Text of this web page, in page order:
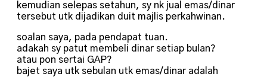
kemudian selepas setahun, sy nk jual emas/dinar
tersebut utk dijadikan duit majlis perkahwinan.
soalan saya, pada pendapat tuan.
adakah sy patut membeli dinar setiap bulan?
atau pon sertai GAP?
bajet saya utk sebulan utk emas/dinar adalah